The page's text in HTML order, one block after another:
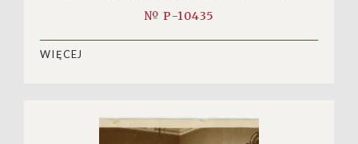
№ P-10435
WIĘCEJ